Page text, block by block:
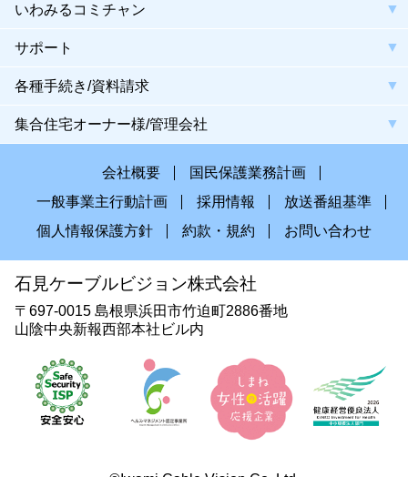
いわみるコミチャン
サポート
各種手続き/資料請求
集合住宅オーナー様/管理会社
会社概要
国民保護業務計画
一般事業主行動計画
採用情報
放送番組基準
個人情報保護方針
約款・規約 お問い合わせ
石見ケーブルビジョン株式会社
〒697-0015 島根県浜田市竹迫町2886番地
山陰中央新報西部本社ビル内